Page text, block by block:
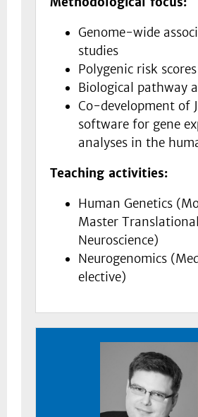
Genome-wide
studies
Polygenic risk scores
Biological pathway
Co-development of
software for gene
analyses in the
Teaching activities:
Human Genetics
Master Translational
Neuroscience)
Neurogenomics
elective)